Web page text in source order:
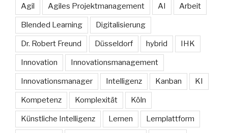
Agil Agiles Projektmanagement AI Arbeit
Blended Learning Digitalisierung
Dr. Robert Freund Düsseldorf hybrid IHK
Innovation Innovationsmanagement
Innovationsmanager Intelligenz Kanban KI
Kompetenz Komplexität Köln
Künstliche Intelligenz Lernen Lernplattform